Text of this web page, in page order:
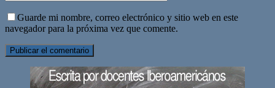
Guarde mi nombre, correo electrónico y sitio web en este
navegador para la próxima vez que comente.